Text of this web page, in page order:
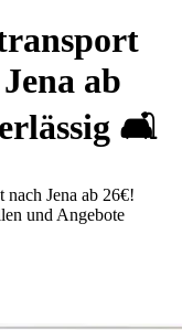
ab
🛋️
Jena ab 26€!
und Angebote